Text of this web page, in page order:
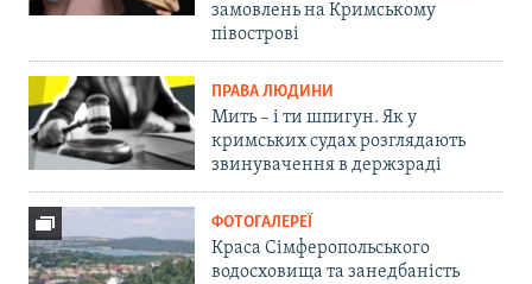
замовлень на Кримському
півострові
ПРАВА ЛЮДИНИ
Мить – і ти шпигун. Як у
кримських судах розглядають
звинувачення в держзраді
ФОТОГАЛЕРЕЇ
Краса Сімферопольського
водосховища та занедбаність